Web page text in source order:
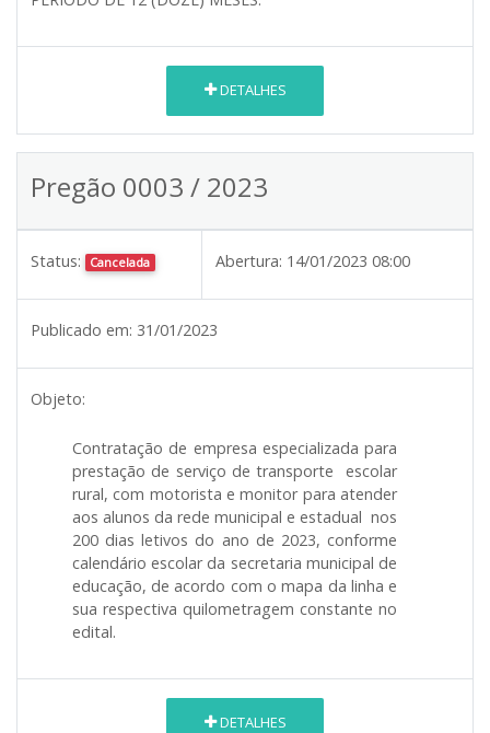
DETALHES
Pregão 0003 / 2023
Status: Cancelada Abertura: 14/01/2023 08:00
Publicado em: 31/01/2023
Objeto:
Contratação de empresa especializada para
prestação de serviço de transporte escolar
rural, com motorista e monitor para atender
aos alunos da rede municipal e estadual nos
200 dias letivos do ano de 2023, conforme
calendário escolar da secretaria municipal de
educação, de acordo com o mapa da linha e
sua respectiva quilometragem constante no
edital.
DETALHES